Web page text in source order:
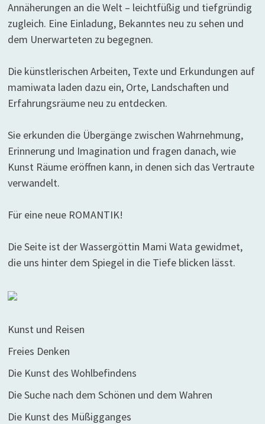
Annäherungen an die Welt – leichtfüßig und tiefgründig
zugleich. Eine Einladung, Bekanntes neu zu sehen und
dem Unerwarteten zu begegnen.
Die künstlerischen Arbeiten, Texte und Erkundungen auf
mamiwata laden dazu ein, Orte, Landschaften und
Erfahrungsräume neu zu entdecken.
Sie erkunden die Übergänge zwischen Wahrnehmung,
Erinnerung und Imagination und fragen danach, wie
Kunst Räume eröffnen kann, in denen sich das Vertraute
verwandelt.
Für eine neue ROMANTIK!
Die Seite ist der Wassergöttin Mami Wata gewidmet,
die uns hinter dem Spiegel in die Tiefe blicken lässt.
Kunst und Reisen
Freies Denken
Die Kunst des Wohlbefindens
Die Suche nach dem Schönen und dem Wahren
Die Kunst des Müßigganges